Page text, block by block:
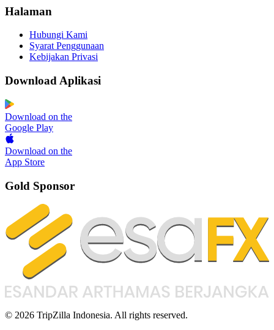
Halaman
Hubungi Kami
Syarat Penggunaan
Kebijakan Privasi
Download Aplikasi
Download on the
Google Play
Download on the
App Store
Gold Sponsor
© 2026 TripZilla Indonesia. All rights reserved.